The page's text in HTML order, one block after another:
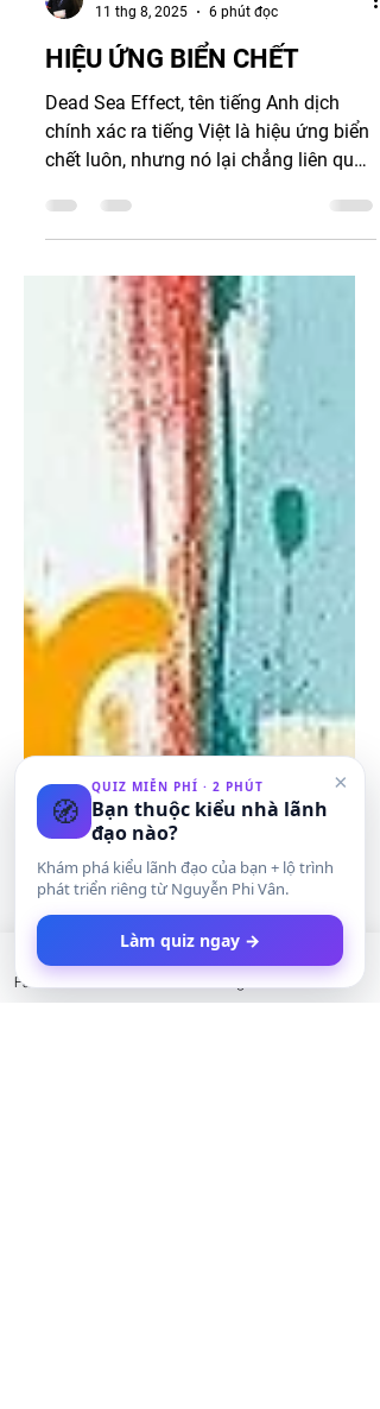
Phi Van Nguyen
11 thg 8, 2025
6 phút đọc
chết luôn, nhưng nó lại chẳng liên quan
gì đến môi trường,...
Facebook
×
🧭
QUIZ MIỄN PHÍ · 2 PHÚT
Bạn thuộc kiểu nhà lãnh
đạo nào?
Khám phá kiểu lãnh đạo của bạn + lộ trình
phát triển riêng từ Nguyễn Phi Vân.
Làm quiz ngay →